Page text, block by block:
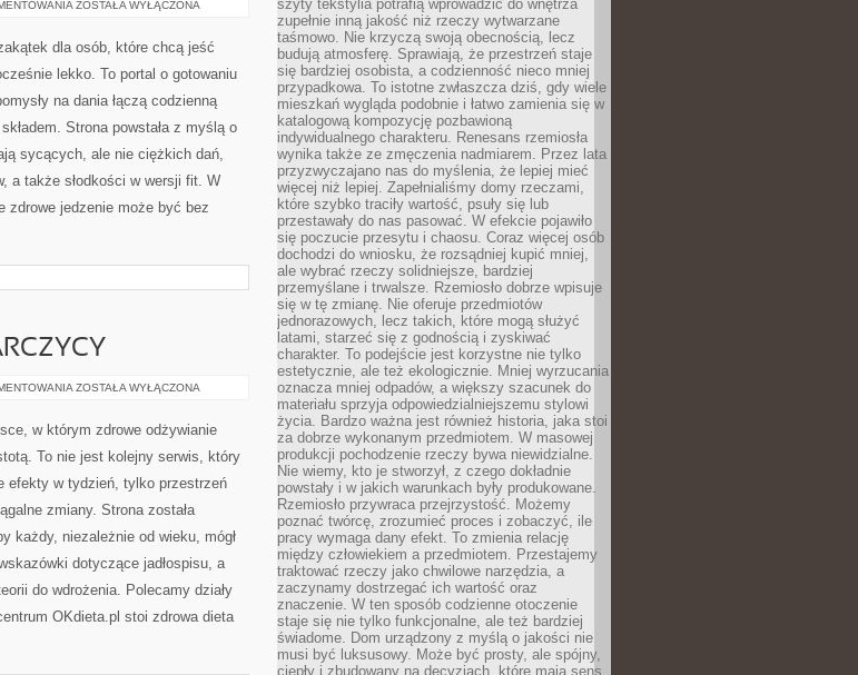
MEAL
PUDEŁKA
NA
TYDZIEŃ
ZOSTAŁA WYŁĄCZONA
dla osób, które chcą jeść
lekko. To portal o gotowaniu
na dania łączą codzienną
Strona powstała z myślą o
sycących, ale nie ciężkich dań,
a także słodkości w wersji fit. W
zdrowe jedzenie może być bez
DIETA
TARCZYCY
ZOSTAŁA WYŁĄCZONA
w którym zdrowe odżywianie
To nie jest kolejny serwis, który
efekty w tydzień, tylko przestrzeń
zmiany. Strona została
każdy, niezależnie od wieku, mógł
dotyczące jadłospisu, a
do wdrożenia. Polecamy działy
OKdieta.pl stoi zdrowa dieta
szyty tekstylia potrafią wprowadzić do wnętrza
zupełnie inną jakość niż rzeczy wytwarzane
taśmowo. Nie krzyczą swoją obecnością, lecz
budują atmosferę. Sprawiają, że przestrzeń staje
się bardziej osobista, a codzienność nieco mniej
przypadkowa. To istotne zwłaszcza dziś, gdy wiele
mieszkań wygląda podobnie i łatwo zamienia się w
katalogową kompozycję pozbawioną
indywidualnego charakteru. Renesans rzemiosła
wynika także ze zmęczenia nadmiarem. Przez lata
przyzwyczajano nas do myślenia, że lepiej mieć
więcej niż lepiej. Zapełnialiśmy domy rzeczami,
które szybko traciły wartość, psuły się lub
przestawały do nas pasować. W efekcie pojawiło
się poczucie przesytu i chaosu. Coraz więcej osób
dochodzi do wniosku, że rozsądniej kupić mniej,
ale wybrać rzeczy solidniejsze, bardziej
przemyślane i trwalsze. Rzemiosło dobrze wpisuje
się w tę zmianę. Nie oferuje przedmiotów
jednorazowych, lecz takich, które mogą służyć
latami, starzeć się z godnością i zyskiwać
charakter. To podejście jest korzystne nie tylko
estetycznie, ale też ekologicznie. Mniej wyrzucania
oznacza mniej odpadów, a większy szacunek do
materiału sprzyja odpowiedzialniejszemu stylowi
życia. Bardzo ważna jest również historia, jaka stoi
za dobrze wykonanym przedmiotem. W masowej
produkcji pochodzenie rzeczy bywa niewidzialne.
Nie wiemy, kto je stworzył, z czego dokładnie
powstały i w jakich warunkach były produkowane.
Rzemiosło przywraca przejrzystość. Możemy
poznać twórcę, zrozumieć proces i zobaczyć, ile
pracy wymaga dany efekt. To zmienia relację
między człowiekiem a przedmiotem. Przestajemy
traktować rzeczy jako chwilowe narzędzia, a
zaczynamy dostrzegać ich wartość oraz
znaczenie. W ten sposób codzienne otoczenie
staje się nie tylko funkcjonalne, ale też bardziej
świadome. Dom urządzony z myślą o jakości nie
musi być luksusowy. Może być prosty, ale spójny,
ciepły i zbudowany na decyzjach, które mają sens.